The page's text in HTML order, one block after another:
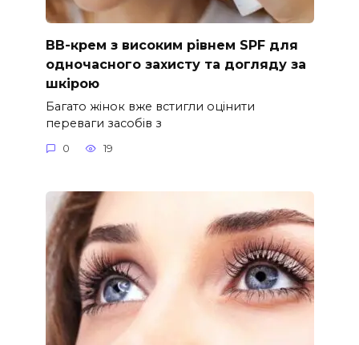
ВВ-крем з високим рівнем SPF для
одночасного захисту та догляду за
шкірою
Багато жінок вже встигли оцінити
переваги засобів з
0 19